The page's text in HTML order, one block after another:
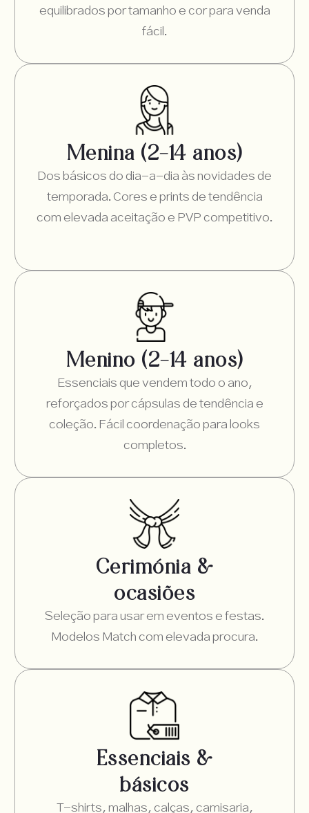
equilibrados por tamanho e cor para venda
fácil.
Menina (2–14 anos)
Dos básicos do dia-a-dia às novidades de
temporada. Cores e prints de tendência
com elevada aceitação e PVP competitivo.
Menino (2–14 anos)
Essenciais que vendem todo o ano,
reforçados por cápsulas de tendência e
coleção. Fácil coordenação para looks
completos.
Cerimónia &
ocasiões
Seleção para usar em eventos e festas.
Modelos Match com elevada procura.
Essenciais &
básicos
T-shirts, malhas, calças, camisaria,